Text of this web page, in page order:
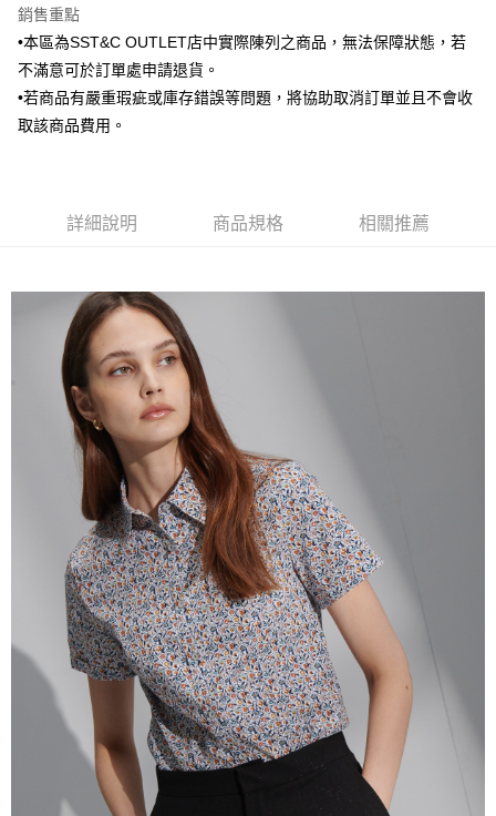
聯邦商業銀行
元大商業銀行
永豐商業銀行
台新國際商業銀行
台灣樂天信用卡公司
匯豐（台灣）商業銀行
聯邦商業銀行
遠東國際商業銀行
元大商業銀行
玉山商業銀行
星展（台灣）商業銀行
台灣樂天信用卡公司
悠遊付
Google Pay
AFTEE先享後付是「在收到商品之後才付款」的支付方式。 讓您購物簡單
３．安心：先確認商品／服務後，再付款。
【「AFTEE先享後付」結帳流程】
１．於結帳方式選擇「AFTEE先享後付」後，將跳轉至「AFTEE先享後付」
結帳頁面，進行簡訊認證並確認金額後，即可完成結帳。
２．訂單成立數日內，您將收到繳費通知簡訊。
３．收到繳費通知簡訊後14天內，點擊此簡訊中的連結，可透過四大超商／
ATM／網路銀行／等多元方式進行付款，方視為交易完成。
※ 請注意：結帳手續完成當下不需立刻繳費，但若您需要取消訂單，請聯絡
購買商品的店家。未經商家同意取消之訂單仍視為有效，需透過AFTEE先享
後付繳納相關費用。
※ 交易是否成功請以「AFTEE先享後付 」之結帳頁面顯示為準，若有關於
是否繳費成功／繳費後需取消欲退款等相關疑問，請聯繫「AFTEE先享後付
客戶支援中心」https://netprotections.freshdesk.com/support/home
【注意事項】
１．透過由恩沛科技股份有限公司提供之「AFTEE先享後付」服務完成之交
易，需依本服務之必要範圍內提供個人資料，並將交易相關給付款項請求債
權轉讓予恩沛科技股份有限公司。
２．關於個人資料處理事宜，請瀏覽以下網址：
https://aftee.tw/terms/#terms3
３．未成年的使用者請事先徵得法定代理人或監護人之同意方可使用
「AFTEE先享後付」，若未經同意申辦者引起之損失，本公司不負相關責
４．使用「AFTEE先享後付」時，將依據個別帳號之用戶狀況，依本公司即
時審查核予不同之上限額度；若仍有額度不足之情形，本公司將視審查結果
ATM付款
新竹物流宅配
每筆NT$120，滿NT$3,000(含以上)免運費
新竹物流離島宅配
每筆NT$350，滿NT$3,500(含以上)免運費
LINEX 宇迅國際
銷售重點
•本區為SST&C OUTLET店中實際陳列之商品，無法保障狀態，若
不滿意可於訂單處申請退貨。
•若商品有嚴重瑕疵或庫存錯誤等問題，將協助取消訂單並且不會收
取該商品費用。
詳細說明 商品規格 相關推薦